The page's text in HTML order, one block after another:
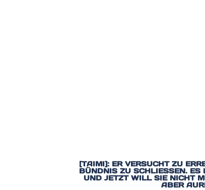
[TAIMI]: ER VERSUCHT ZU
BÜNDNIS ZU SCHLIESSEN. ES
ND JETZT WILL SIE NICHT
BER